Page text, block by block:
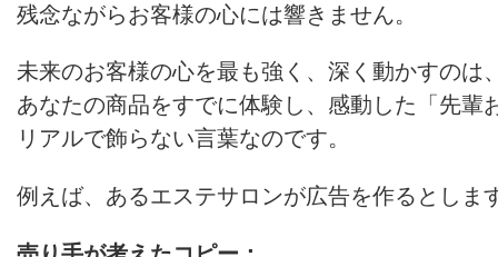
残念ながらお客様の心には響きません。
未来のお客様の心を最も強く、深く動かすのは
あなたの商品をすでに体験し、感動した「先輩
リアルで飾らない言葉なのです。
例えば、あるエステサロンが広告を作るとしま